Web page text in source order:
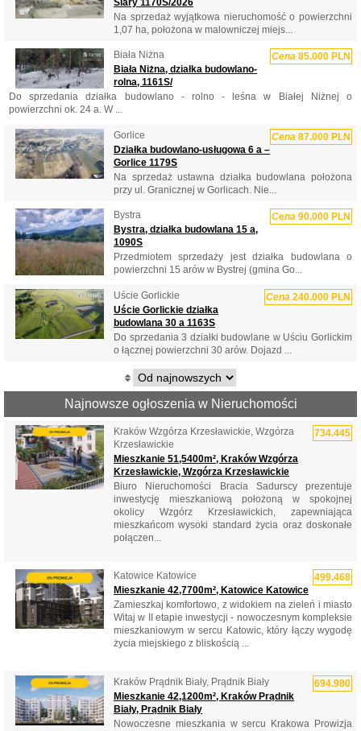
Na sprzedaż wyjątkowa nieruchomość o powierzchni
1,07 ha, położona w malowniczej miejs...
Biała Niżna Cena 85.000 PLN
Biała Niżna, działka budowlano-
rolna, 1161S/
Do sprzedania działka budowlano - rolno - leśna w Białej Niżnej o
powierzchni ok. 24 a. W ...
Gorlice Cena 87.000 PLN
Działka budowlano-usługowa 6 a –
Gorlice 1179S
Na sprzedaż ustawna działka budowlana położona
przy ul. Granicznej w Gorlicach. Nie...
Bystra Cena 90.000 PLN
Bystra, działka budowlana 15 a,
1090S
Przedmiotem sprzedaży jest działka budowlana o
powierzchni 15 arów w Bystrej (gmina Go...
Uście Gorlickie Cena 240.000 PLN
Uście Gorlickie działka
budowlana 30 a 1163S
Do sprzedania 3 działki budowlane w Uściu Gorlickim
o łącznej powierzchni 30 arów. Dojazd ...
Najnowsze ogłoszenia w Nieruchomości
734.445
Kraków Wzgórza Krzesławickie, Wzgórza
Krzesławickie
Mieszkanie 51,5400m², Kraków Wzgórza
Krzesławickie, Wzgórza Krzesławickie
Biuro Nieruchomości Bracia Sadurscy prezentuje
inwestycję mieszkaniową położoną w spokojnej
okolicy Wzgórz Krzesławickich, zapewniająca
mieszkańcom wysoki standard życia oraz doskonałe
połączen...
499.468
Katowice Katowice
Mieszkanie 42,7700m², Katowice Katowice
Zamieszkaj komfortowo, z widokiem na zieleń i miasto
Witaj w II etapie inwestycji - nowoczesnym kompleksie
mieszkaniowym w sercu Katowic, który łączy wygodę
życia miejskiego z bliskością ...
694.980
Kraków Prądnik Biały, Prądnik Biały
Mieszkanie 42,1200m², Kraków Prądnik
Biały, Prądnik Biały
Nowoczesne mieszkania w sercu Krakowa Prowizja